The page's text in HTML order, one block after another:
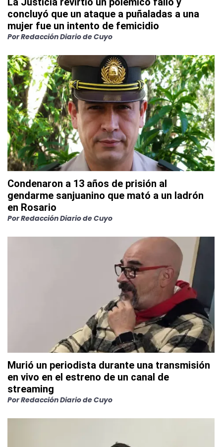
concluyó que un ataque a puñaladas a una
mujer fue un intento de femicidio
PorRedacción Diario de Cuyo
Condenaron a 13 años de prisión al
gendarme sanjuanino que mató a un ladrón
en Rosario
PorRedacción Diario de Cuyo
Murió un periodista durante una transmisión
en vivo en el estreno de un canal de
streaming
PorRedacción Diario de Cuyo